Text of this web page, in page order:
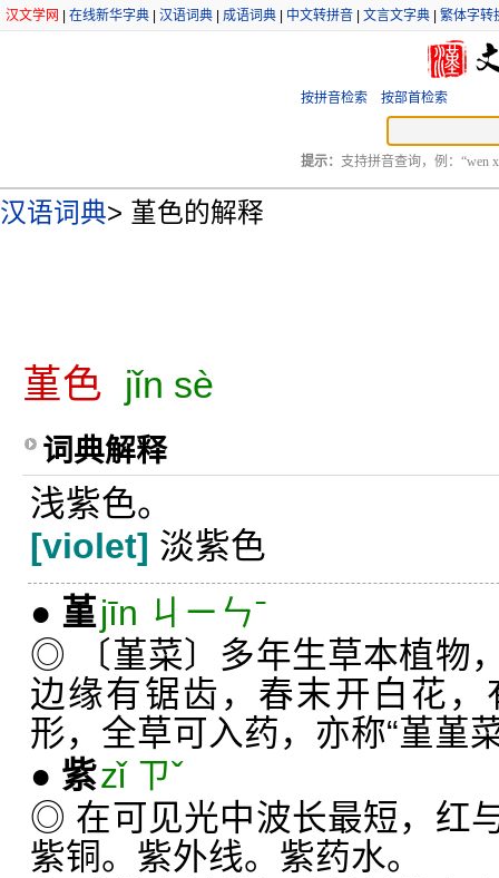
汉文学网 在线新华字典 汉语词典 成语词典 中文转拼音 文言文字典 繁体字转
按拼音检索 按部首检索
提示： 支持拼音查询，例：“wen
汉语词典> 堇色的解释
堇色 jǐn sè
词典解释
浅紫色。
[violet] 淡紫色
● 堇jīn ㄐㄧㄣˉ
◎ 〔堇菜〕多年生草本植物
边缘有锯齿，春末开白花
形，全草可入药，亦称“堇堇
● 紫zǐ ㄗˇ
◎ 在可见光中波长最短，红
紫铜。紫外线。紫药水。